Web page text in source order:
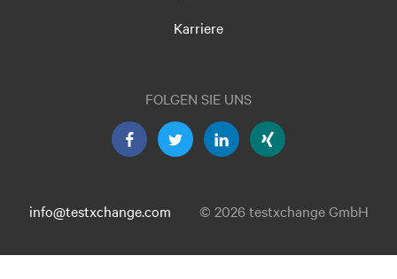
Karriere
FOLGEN SIE UNS
info@testxchange.com © 2026 testxchange GmbH